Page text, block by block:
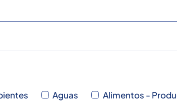
Aguas Alimentos -